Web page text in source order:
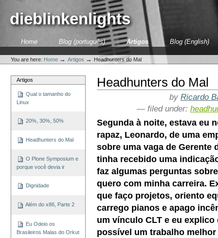
content.dieblinkenlights
SectionsHome Blog (português) Artigos Blog (English)
tools
You are here: Home →Artigos → Headhunters do Mal
Artigos
Qual o tamanho do
Linux
20%, 30%, 50%
Headhunters do Mal
O Plone Symposium e
porque você devia ir
Dignidade
Além do x86, Parte 2
Eu Odeio os
Brasileiros Malas do Orkut
Headhunters do Mal
by Ricardo
— filed under:
Segunda à noite, estava eu
rapaz, Leonardo, de uma
sobre uma vaga de Gerente
tinha recebido uma
faz algumas perguntas
quero com minha carreira.
que faço projetos, oriento
carrego pianos e apago
um vínculo CLT e eu
possível um trabalho